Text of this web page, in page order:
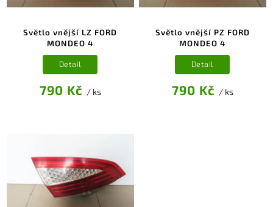
Světlo vnější LZ FORD
MONDEO 4
790 Kč / ks
Detail
Světlo vnější PZ FORD
MONDEO 4
790 Kč / ks
Detail